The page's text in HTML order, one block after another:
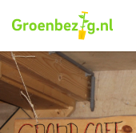
Ik wil iets doen
Ik wil iets leren